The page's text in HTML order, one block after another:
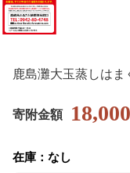
鹿島灘大玉蒸しは
寄附金額 18,000
在庫：なし